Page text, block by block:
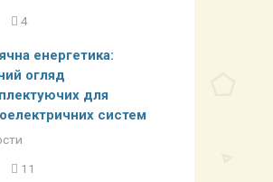
4
енергетика:
огляд
для
систем
11